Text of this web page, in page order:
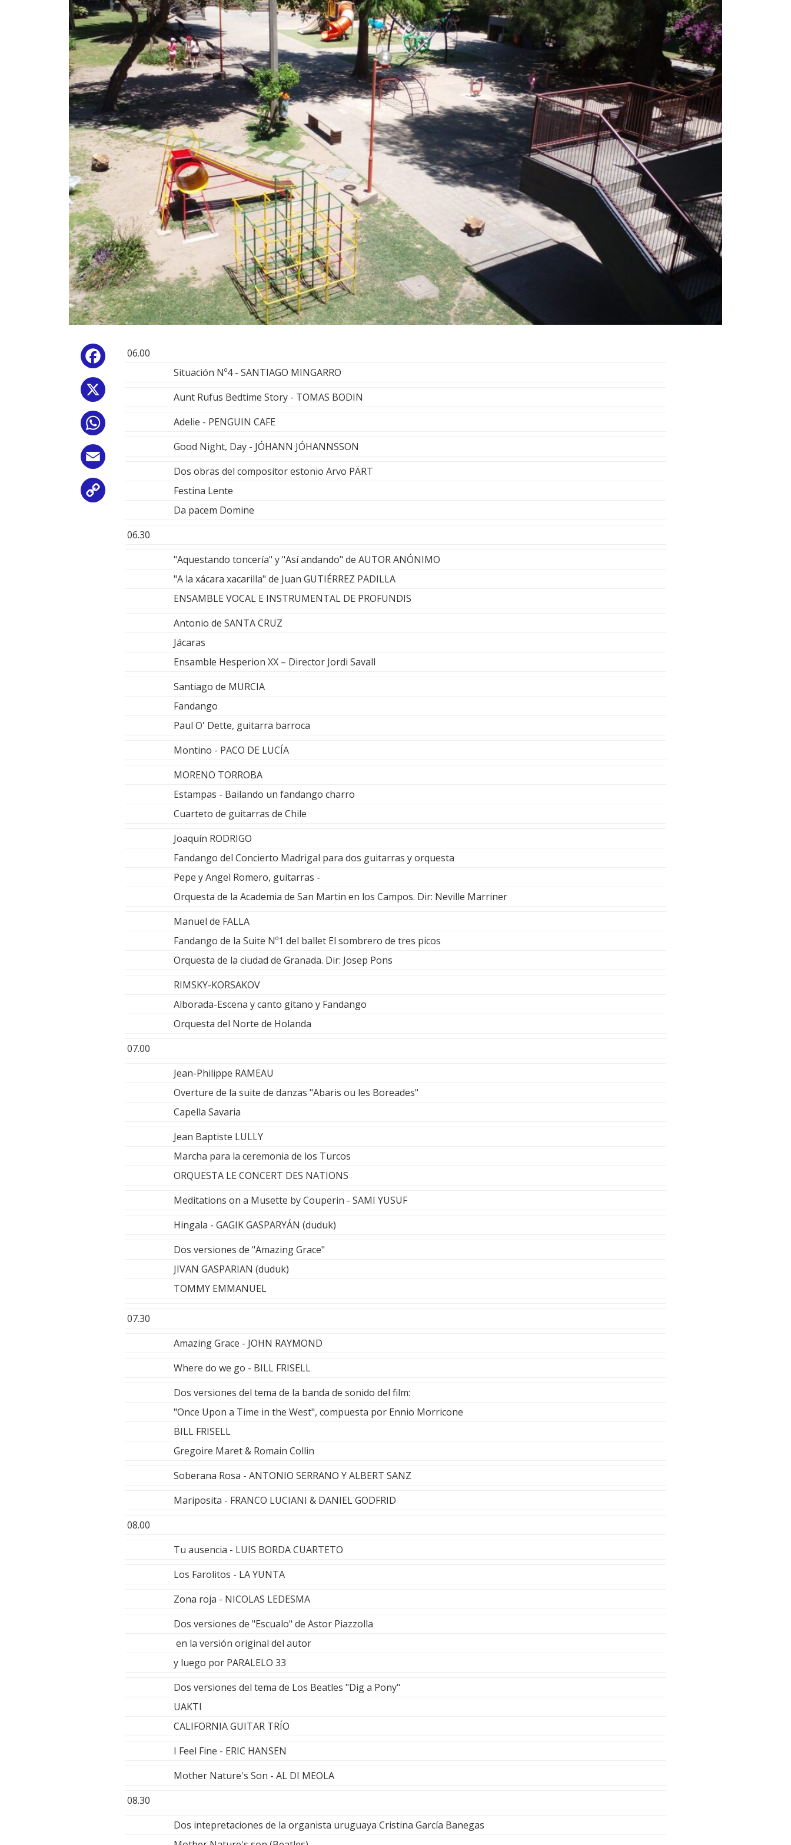
Facebook
06.00
Situación Nº4 - SANTIAGO MINGARRO
Aunt Rufus Bedtime Story - TOMAS BODIN
Adelie - PENGUIN CAFE
Good Night, Day - JÓHANN JÓHANNSSON
Dos obras del compositor estonio Arvo PÄRT
Festina Lente
Da pacem Domine
06.30
"Aquestando toncería" y "Así andando" de AUTOR ANÓNIMO
"A la xácara xacarilla" de Juan GUTIÉRREZ PADILLA
ENSAMBLE VOCAL E INSTRUMENTAL DE PROFUNDIS
Antonio de SANTA CRUZ
Jácaras
Ensamble Hesperion XX – Director Jordi Savall
Santiago de MURCIA
Fandango
Paul O' Dette, guitarra barroca
Montino - PACO DE LUCÍA
MORENO TORROBA
Estampas - Bailando un fandango charro
Cuarteto de guitarras de Chile
Joaquín RODRIGO
Fandango del Concierto Madrigal para dos guitarras y orquesta
Pepe y Angel Romero, guitarras -
Orquesta de la Academia de San Martin en los Campos. Dir: Neville Marriner
Manuel de FALLA
Fandango de la Suite Nº1 del ballet El sombrero de tres picos
Orquesta de la ciudad de Granada. Dir: Josep Pons
RIMSKY-KORSAKOV
Alborada-Escena y canto gitano y Fandango
Orquesta del Norte de Holanda
07.00
Jean-Philippe RAMEAU
Overture de la suite de danzas "Abaris ou les Boreades"
Capella Savaria
Jean Baptiste LULLY
Marcha para la ceremonia de los Turcos
ORQUESTA LE CONCERT DES NATIONS
Meditations on a Musette by Couperin - SAMI YUSUF
Hingala - GAGIK GASPARYÁN (duduk)
Dos versiones de "Amazing Grace"
JIVAN GASPARIAN (duduk)
TOMMY EMMANUEL
07.30
Amazing Grace - JOHN RAYMOND
Where do we go - BILL FRISELL
Dos versiones del tema de la banda de sonido del film:
"Once Upon a Time in the West", compuesta por Ennio Morricone
BILL FRISELL
Gregoire Maret & Romain Collin
Soberana Rosa - ANTONIO SERRANO Y ALBERT SANZ
Mariposita - FRANCO LUCIANI & DANIEL GODFRID
08.00
Tu ausencia - LUIS BORDA CUARTETO
Los Farolitos - LA YUNTA
Zona roja - NICOLAS LEDESMA
Dos versiones de "Escualo" de Astor Piazzolla
en la versión original del autor
y luego por PARALELO 33
Dos versiones del tema de Los Beatles "Dig a Pony"
UAKTI
CALIFORNIA GUITAR TRÍO
I Feel Fine - ERIC HANSEN
Mother Nature's Son - AL DI MEOLA
08.30
Dos intepretaciones de la organista uruguaya Cristina García Banegas